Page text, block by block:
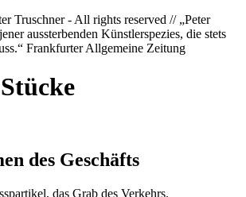
Truschner - All rights reserved // „Peter
aussterbenden Künstlerspezies, die stets
Frankfurter Allgemeine Zeitung
des Geschäfts
das Grab des Verkehrs.